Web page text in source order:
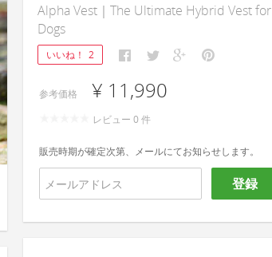
Alpha Vest｜The Ultimate Hybrid Vest for
Dogs
いいね！ 2
参考価格 ¥ 11,990
レビュー 0 件
販売時期が確定次第、メールにてお知らせします。
登録